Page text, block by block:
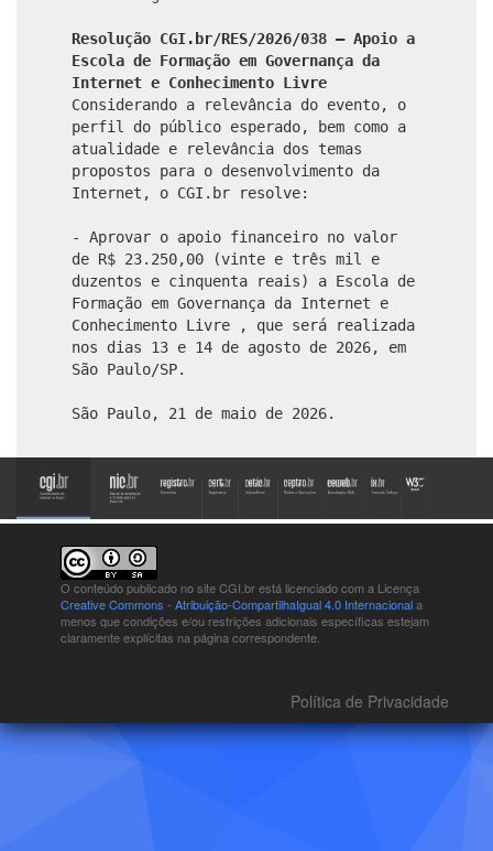
Resolução CGI.br/RES/2026/038 – Apoio a
Escola de Formação em Governança da
Internet e Conhecimento Livre
Considerando a relevância do evento, o
perfil do público esperado, bem como a
atualidade e relevância dos temas
propostos para o desenvolvimento da
Internet, o CGI.br resolve:
- Aprovar o apoio financeiro no valor
de R$ 23.250,00 (vinte e três mil e
duzentos e cinquenta reais) a Escola de
Formação em Governança da Internet e
Conhecimento Livre , que será realizada
nos dias 13 e 14 de agosto de 2026, em
São Paulo/SP.
São Paulo, 21 de maio de 2026.
O conteúdo publicado no site CGI.br está licenciado com a Licença
Creative Commons - Atribuição-CompartilhaIgual 4.0 Internacionala
menos que condições e/ou restrições adicionais específicas estejam
claramente explícitas na página correspondente.
Política de Privacidade